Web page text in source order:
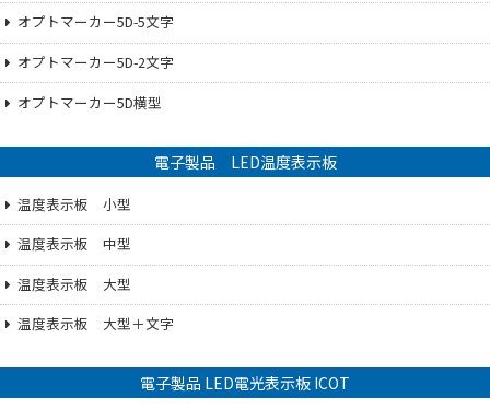
オプトマーカー5D-5文字
オプトマーカー5D-2文字
オプトマーカー5D横型
電子製品 LED温度表示板
温度表示板 小型
温度表示板 中型
温度表示板 大型
温度表示板 大型＋文字
電子製品 LED電光表示板 ICOT